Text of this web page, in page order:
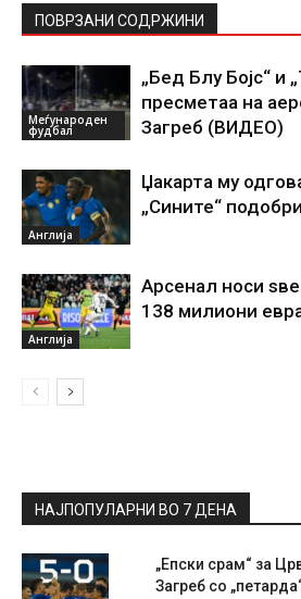
ПОВРЗАНИ СОДРЖИНИ
Меѓународен
фудбал
„Бед Блу Бојс“ и
пресметаа на
Загреб (ВИДЕО)
Англија
Џакарта му
„Сините“
Англија
Арсенал носи
138 милиони
НАЈПОПУЛАРНИ ВО 7 ДЕНА
„Епски срам“ за
Загреб со